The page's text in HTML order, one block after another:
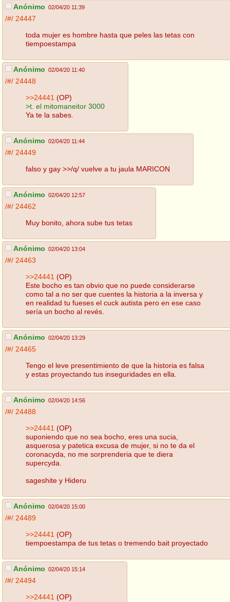
Anónimo 02/04/20 11:39
/#/ 24447
toda mujer es hombre hasta que peles las tetas con
tiempoestampa
Anónimo 02/04/20 11:40
/#/ 24448
>>24441 (OP)
>t. el mitomaneitor 3000
Ya te la sabes.
Anónimo 02/04/20 11:44
/#/ 24449
falso y gay >>/q/ vuelve a tu jaula MARICON
Anónimo 02/04/20 12:57
/#/ 24462
Muy bonito, ahora sube tus tetas
Anónimo 02/04/20 13:04
/#/ 24463
>>24441 (OP)
Este bocho es tan obvio que no puede considerarse
como tal a no ser que cuentes la historia a la inversa y
en realidad tu fueses el cuck autista pero en ese caso
sería un bocho al revés.
Anónimo 02/04/20 13:29
/#/ 24465
Tengo el leve presentimiento de que la historia es falsa
y estas proyectando tus inseguridades en ella.
Anónimo 02/04/20 14:56
/#/ 24488
>>24441 (OP)
suponiendo que no sea bocho, eres una sucia,
asquerosa y patetica excusa de mujer, si no te da el
coronacyda, no me sorprenderia que te diera
supercyda.
sageshite y Hideru
Anónimo 02/04/20 15:00
/#/ 24489
>>24441 (OP)
tiempoestampa de tus tetas o tremendo bait proyectado
Anónimo 02/04/20 15:14
/#/ 24494
>>24441 (OP)